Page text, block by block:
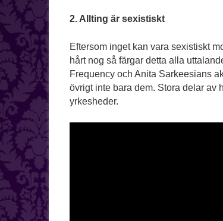
2. Allting är sexistiskt
Eftersom inget kan vara sexistiskt
hårt nog så färgar detta alla
Frequency och Anita Sarkeesians
övrigt inte bara dem. Stora delar av
yrkesheder.